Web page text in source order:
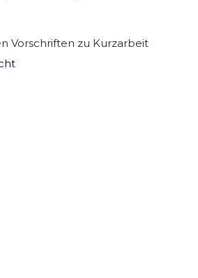
Vorschriften zu Kurzarbeit